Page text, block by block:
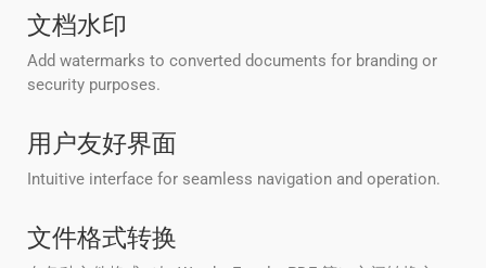
文档水印
Add watermarks to converted documents for branding or
security purposes.
用户友好界面
Intuitive interface for seamless navigation and operation.
文件格式转换